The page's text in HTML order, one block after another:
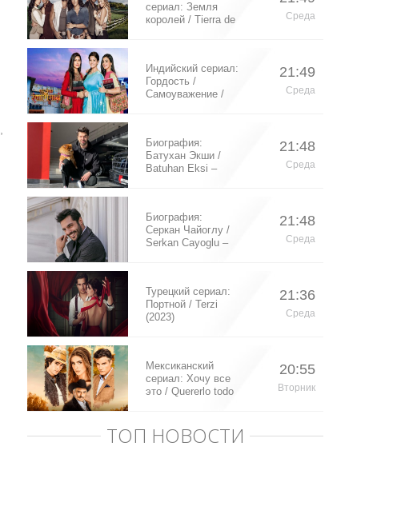
сериал: Земля
королей / Tierra de
Среда
Индийский сериал:
Гордость /
Самоуважение /
21:49
Среда
Биография:
Батухан Экши /
Batuhan Eksi –
21:48
Среда
Биография:
Серкан Чайоглу /
Serkan Cayoglu –
21:48
Среда
Турецкий сериал:
Портной / Terzi
(2023)
21:36
Среда
Мексиканский
сериал: Хочу все
это / Quererlo todo
20:55
Вторник
ТОП НОВОСТИ